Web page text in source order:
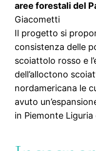
aree forestali del
Giacometti
Il progetto si
consistenza delle
scoiattolo rosso e
dell’alloctono
nordamericana le
avuto
in Piemonte Liguria